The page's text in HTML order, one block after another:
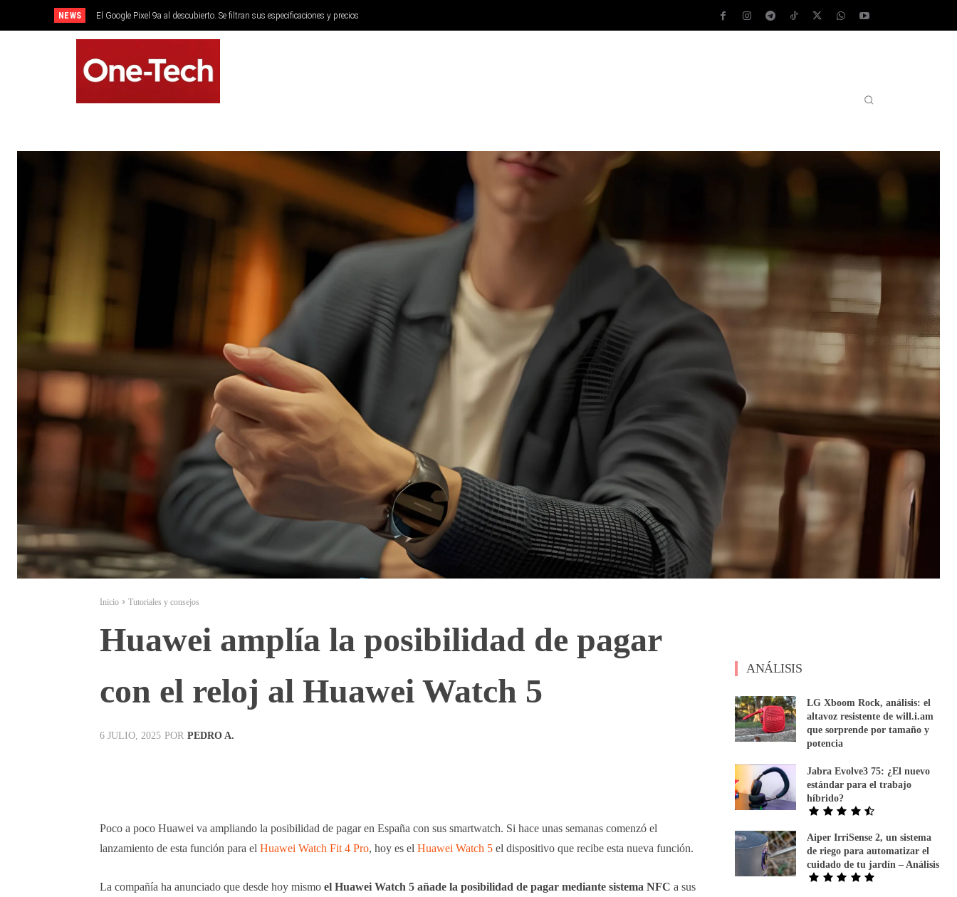
NEWS El Google Pixel 9a al descubierto. Se filtran sus especificaciones y precios
Inicio Tutoriales y consejos
Huawei amplía la posibilidad de pagar
con el reloj al Huawei Watch 5
6 JULIO, 2025 POR PEDRO A.
Poco a poco Huawei va ampliando la posibilidad de pagar en España con sus smartwatch. Si hace unas semanas comenzó el
lanzamiento de esta función para el Huawei Watch Fit 4 Pro, hoy es el Huawei Watch 5 el dispositivo que recibe esta nueva función.
La compañía ha anunciado que desde hoy mismo el Huawei Watch 5 añade la posibilidad de pagar mediante sistema NFC a sus
ANÁLISIS
LG Xboom Rock, análisis: el
altavoz resistente de will.i.am
que sorprende por tamaño y
potencia
Jabra Evolve3 75: ¿El nuevo
estándar para el trabajo
híbrido?
Aiper IrriSense 2, un sistema
de riego para automatizar el
cuidado de tu jardín – Análisis